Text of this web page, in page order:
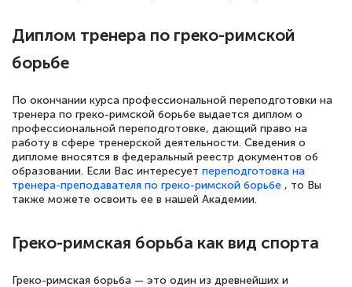
Диплом тренера по греко-римской
борьбе
По окончании курса профессиональной переподготовки на
тренера по греко-римской борьбе выдается диплом о
профессиональной переподготовке, дающий право на
работу в сфере тренерской деятельности. Сведения о
дипломе вносятся в федеральный реестр документов об
образовании. Если Вас интересует переподготовка на
тренера-преподавателя по греко-римской борьбе , то Вы
также можете освоить ее в нашей Академии.
Греко-римская борьба как вид спорта
Греко-римская борьба — это один из древнейших и